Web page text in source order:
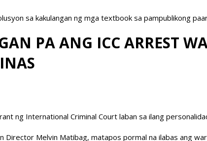
sa kakulangan ng mga textbook sa pampublikong
PA ANG ICC ARREST
ng International Criminal Court laban sa ilang
Melvin Matibag, matapos pormal na ilabas ang